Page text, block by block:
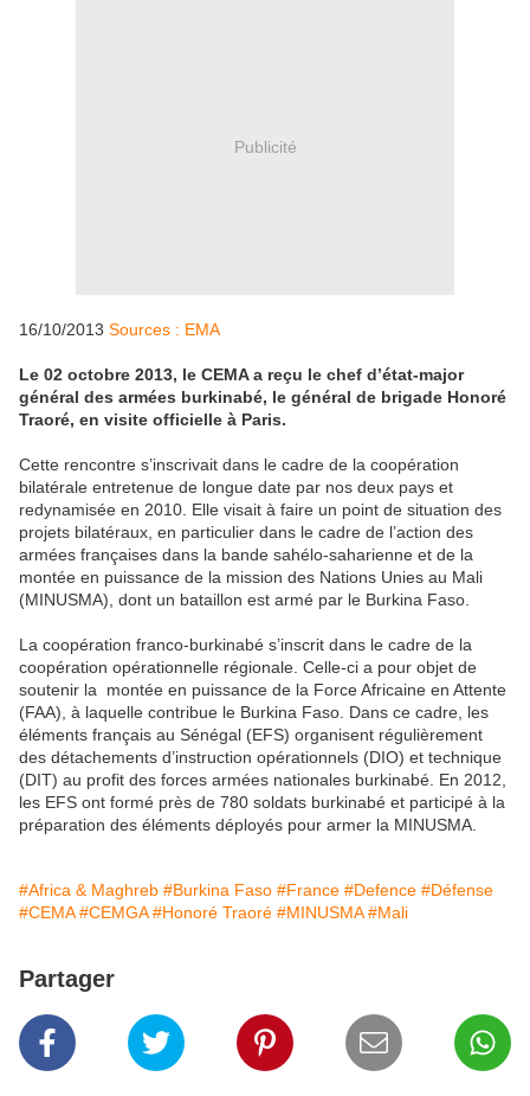
Publicité
16/10/2013 Sources : EMA
Le 02 octobre 2013, le CEMA a reçu le chef d’état-major
général des armées burkinabé, le général de brigade Honoré
Traoré, en visite officielle à Paris.
Cette rencontre s’inscrivait dans le cadre de la coopération
bilatérale entretenue de longue date par nos deux pays et
redynamisée en 2010. Elle visait à faire un point de situation des
projets bilatéraux, en particulier dans le cadre de l’action des
armées françaises dans la bande sahélo-saharienne et de la
montée en puissance de la mission des Nations Unies au Mali
(MINUSMA), dont un bataillon est armé par le Burkina Faso.
La coopération franco-burkinabé s’inscrit dans le cadre de la
coopération opérationnelle régionale. Celle-ci a pour objet de
soutenir la montée en puissance de la Force Africaine en Attente
(FAA), à laquelle contribue le Burkina Faso. Dans ce cadre, les
éléments français au Sénégal (EFS) organisent régulièrement
des détachements d’instruction opérationnels (DIO) et technique
(DIT) au profit des forces armées nationales burkinabé. En 2012,
les EFS ont formé près de 780 soldats burkinabé et participé à la
préparation des éléments déployés pour armer la MINUSMA.
#Africa & Maghreb #Burkina Faso #France #Defence #Défense
#CEMA #CEMGA #Honoré Traoré #MINUSMA #Mali
Partager